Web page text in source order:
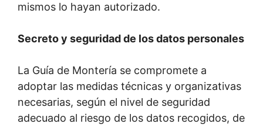
mismos lo hayan autorizado.
Secreto y seguridad de los datos personales
La Guía de Montería se compromete a
adoptar las medidas técnicas y organizativas
necesarias, según el nivel de seguridad
adecuado al riesgo de los datos recogidos, de